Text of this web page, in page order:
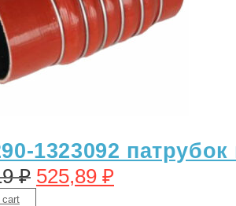
1323092
₽ 525,89 ₽
cart